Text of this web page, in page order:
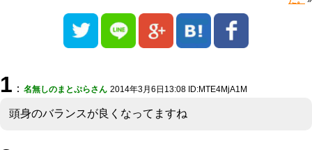
1 ： 名無しのまとぷらさん 2014年3月6日13:08 ID:MTE4MjA1M
頭身のバランスが良くなってますね